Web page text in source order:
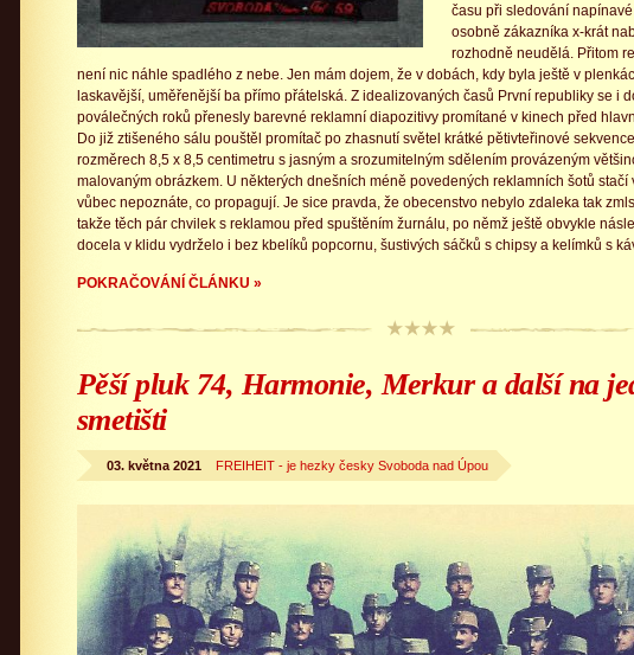
času při sledování
osobně zákazníka x-krát
rozhodně neudělá. Přitom
není nic náhle spadlého z nebe. Jen mám dojem, že v dobách, kdy byla ještě v
laskavější, uměřenější ba přímo přátelská. Z idealizovaných časů První republiky se i
poválečných roků přenesly barevné reklamní diapozitivy promítané v kinech před
Do již ztišeného sálu pouštěl promítač po zhasnutí světel krátké pětivteřinové
rozměrech 8,5 x 8,5 centimetru s jasným a srozumitelným sdělením provázeným
malovaným obrázkem. U některých dnešních méně povedených reklamních šotů stačí
vůbec nepoznáte, co propagují. Je sice pravda, že obecenstvo nebylo zdaleka tak
takže těch pár chvilek s reklamou před spuštěním žurnálu, po němž ještě obvykle
docela v klidu vydrželo i bez kbelíků popcornu, šustivých sáčků s chipsy a kelímků s
POKRAČOVÁNÍ ČLÁNKU »
Pěší pluk 74, Harmonie, Merkur a další na
smetišti
03. května 2021 FREIHEIT - je hezky česky Svoboda nad Úpou